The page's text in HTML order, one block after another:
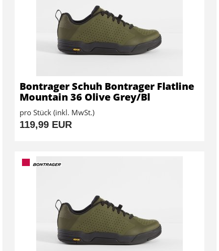
Bontrager Schuh Bontrager Flatline
Mountain 36 Olive Grey/Bl
pro Stück (inkl. MwSt.)
119,99 EUR